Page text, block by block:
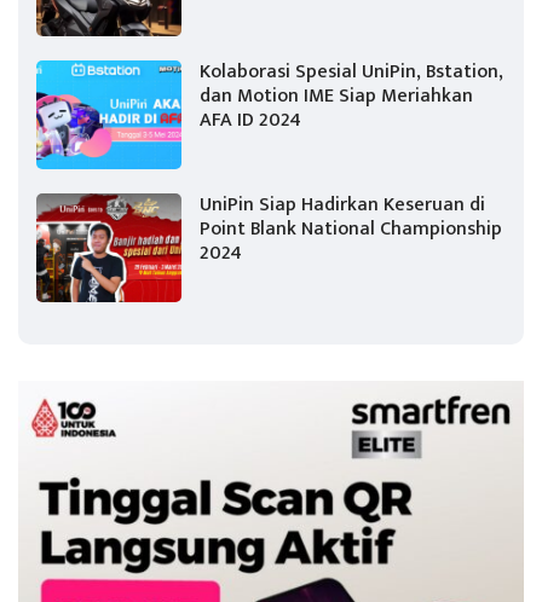
Kolaborasi Spesial UniPin, Bstation,
dan Motion IME Siap Meriahkan
AFA ID 2024
UniPin Siap Hadirkan Keseruan di
Point Blank National Championship
2024